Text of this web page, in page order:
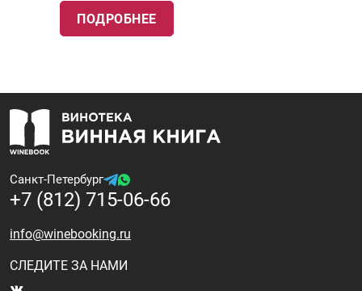
ПОДРОБНЕЕ
Санкт-Петербург
+7 (812) 715-06-66
info@winebooking.ru
СЛЕДИТЕ ЗА НАМИ